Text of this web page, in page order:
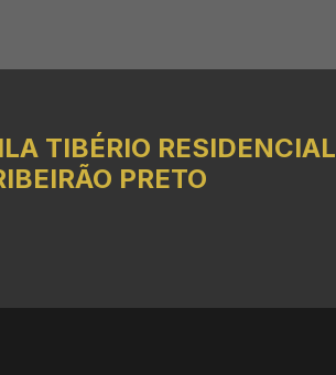
TIBÉRIO RESIDENCIAL
PRETO